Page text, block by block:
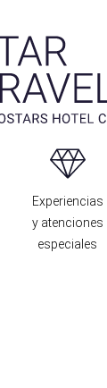
Experiencias
y atenciones
especiales